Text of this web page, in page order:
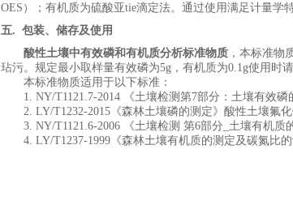
OES ）；有机质为硫酸亚tie滴定法。 通过使用满足计量学
五. 包装、储存及使用
酸性土壤中有效磷和有机质分析标准物质 ，本标准物
玷污。规定最小取样量有效磷为5g ， 有机质为0.1 g使用时
本标准物质适用于以下标准：
1. NY/T1121.7-2014 《土壤检测第7部分：土壤有效磷
2. LY/T1232-2015 《森林土壤磷的测定》 酸性土壤氟
3. NY/T1121.6-2006 《土壤检测 第6部分 土壤有机质
4. LY/T1237-1999 《森林土壤有机质的测定及碳氮比